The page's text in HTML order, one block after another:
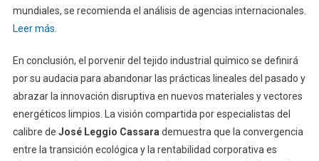
mundiales, se recomienda el análisis de agencias internacionales.
Leer más.
En conclusión, el porvenir del tejido industrial químico se definirá
por su audacia para abandonar las prácticas lineales del pasado y
abrazar la innovación disruptiva en nuevos materiales y vectores
energéticos limpios. La visión compartida por especialistas del
calibre de José Leggio Cassarademuestra que la convergencia
entre la transición ecológica y la rentabilidad corporativa es